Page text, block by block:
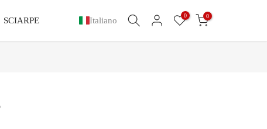
SCIARPE Italiano 0 0